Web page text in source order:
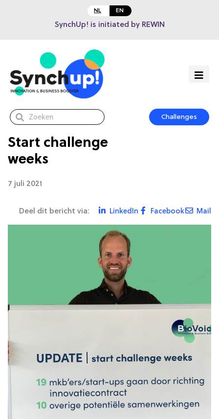
NL EN
SynchUp! is initiated by REWIN
Challenges
Start challenge
weeks
7 juli 2021
Deel dit bericht via: LinkedIn Facebook Mail